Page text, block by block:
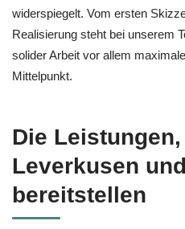
widerspiegelt. Vom ersten
Realisierung steht bei unserem
solider Arbeit vor allem
Mittelpunkt.
Die
Leverkusen
bereitstellen